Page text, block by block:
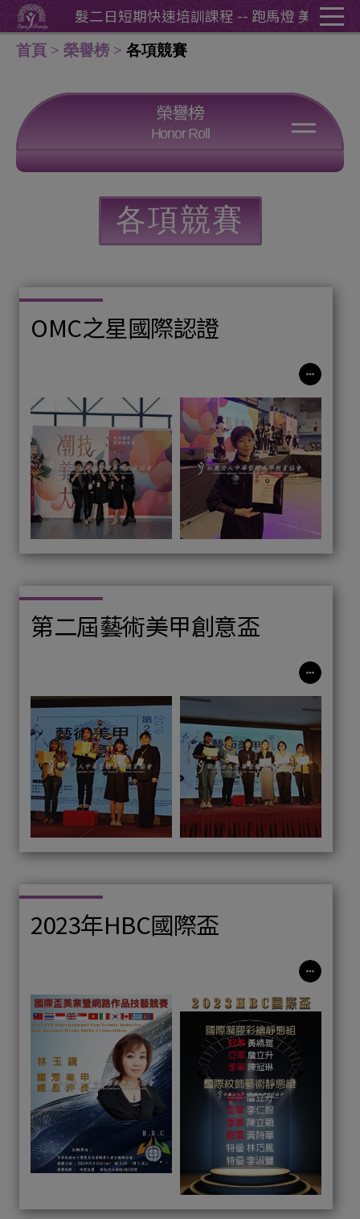
燈 美髮二日短期快速培訓課程 -- 跑馬燈 美髮二日短
首頁 榮譽榜 各項競賽
榮譽榜
Honor Roll
各項競賽
各類檢定
熱心公益
公開展演
學員創業案例
各項競賽
OMC之星國際認證
第二屆藝術美甲創意盃
2023年HBC國際盃
Cookie管理面板